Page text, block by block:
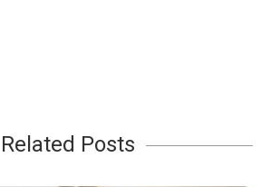
Related Posts